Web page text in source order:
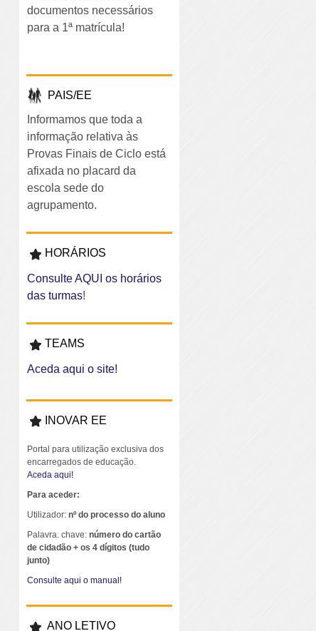
documentos necessários
para a 1ª matrícula!
PAIS/EE
Informamos que toda a
informação relativa às
Provas Finais de Ciclo está
afixada no placard da
escola sede do
agrupamento.
HORÁRIOS
Consulte AQUI os horários
das turmas!
TEAMS
Aceda aqui o site!
INOVAR EE
Portal para utilização exclusiva dos
encarregados de educação.
Aceda aqui!
Para aceder:
Utilizador: nº do processo do aluno
Palavra. chave:número do cartão
de cidadão + os 4 dígitos (tudo
junto)
Consulte aqui o manual!
ANO LETIVO